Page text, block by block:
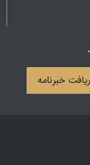
خبرنامه